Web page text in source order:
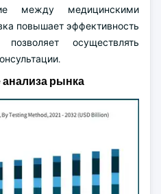
между медицинскими
повышает эффективность
осуществлять
рынка